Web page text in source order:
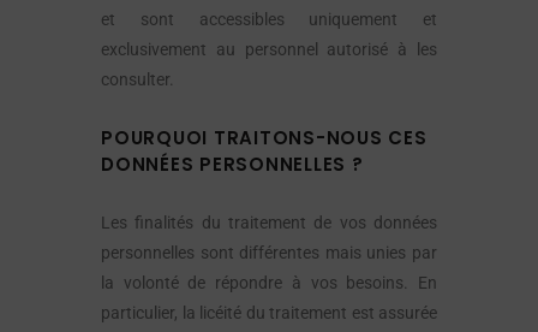
et sont accessibles uniquement et
exclusivement au personnel autorisé à les
consulter.
POURQUOI TRAITONS-NOUS CES
DONNÉES PERSONNELLES ?
Les finalités du traitement de vos données
personnelles sont différentes mais unies par
la volonté de répondre à vos besoins. En
particulier, la licéité du traitement est assurée